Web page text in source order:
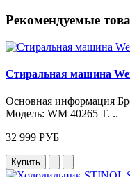
Рекомендуемые
Стиральная машина
Основная информация
Модель: WM 40265 T. ..
32 999 РУБ
Купить